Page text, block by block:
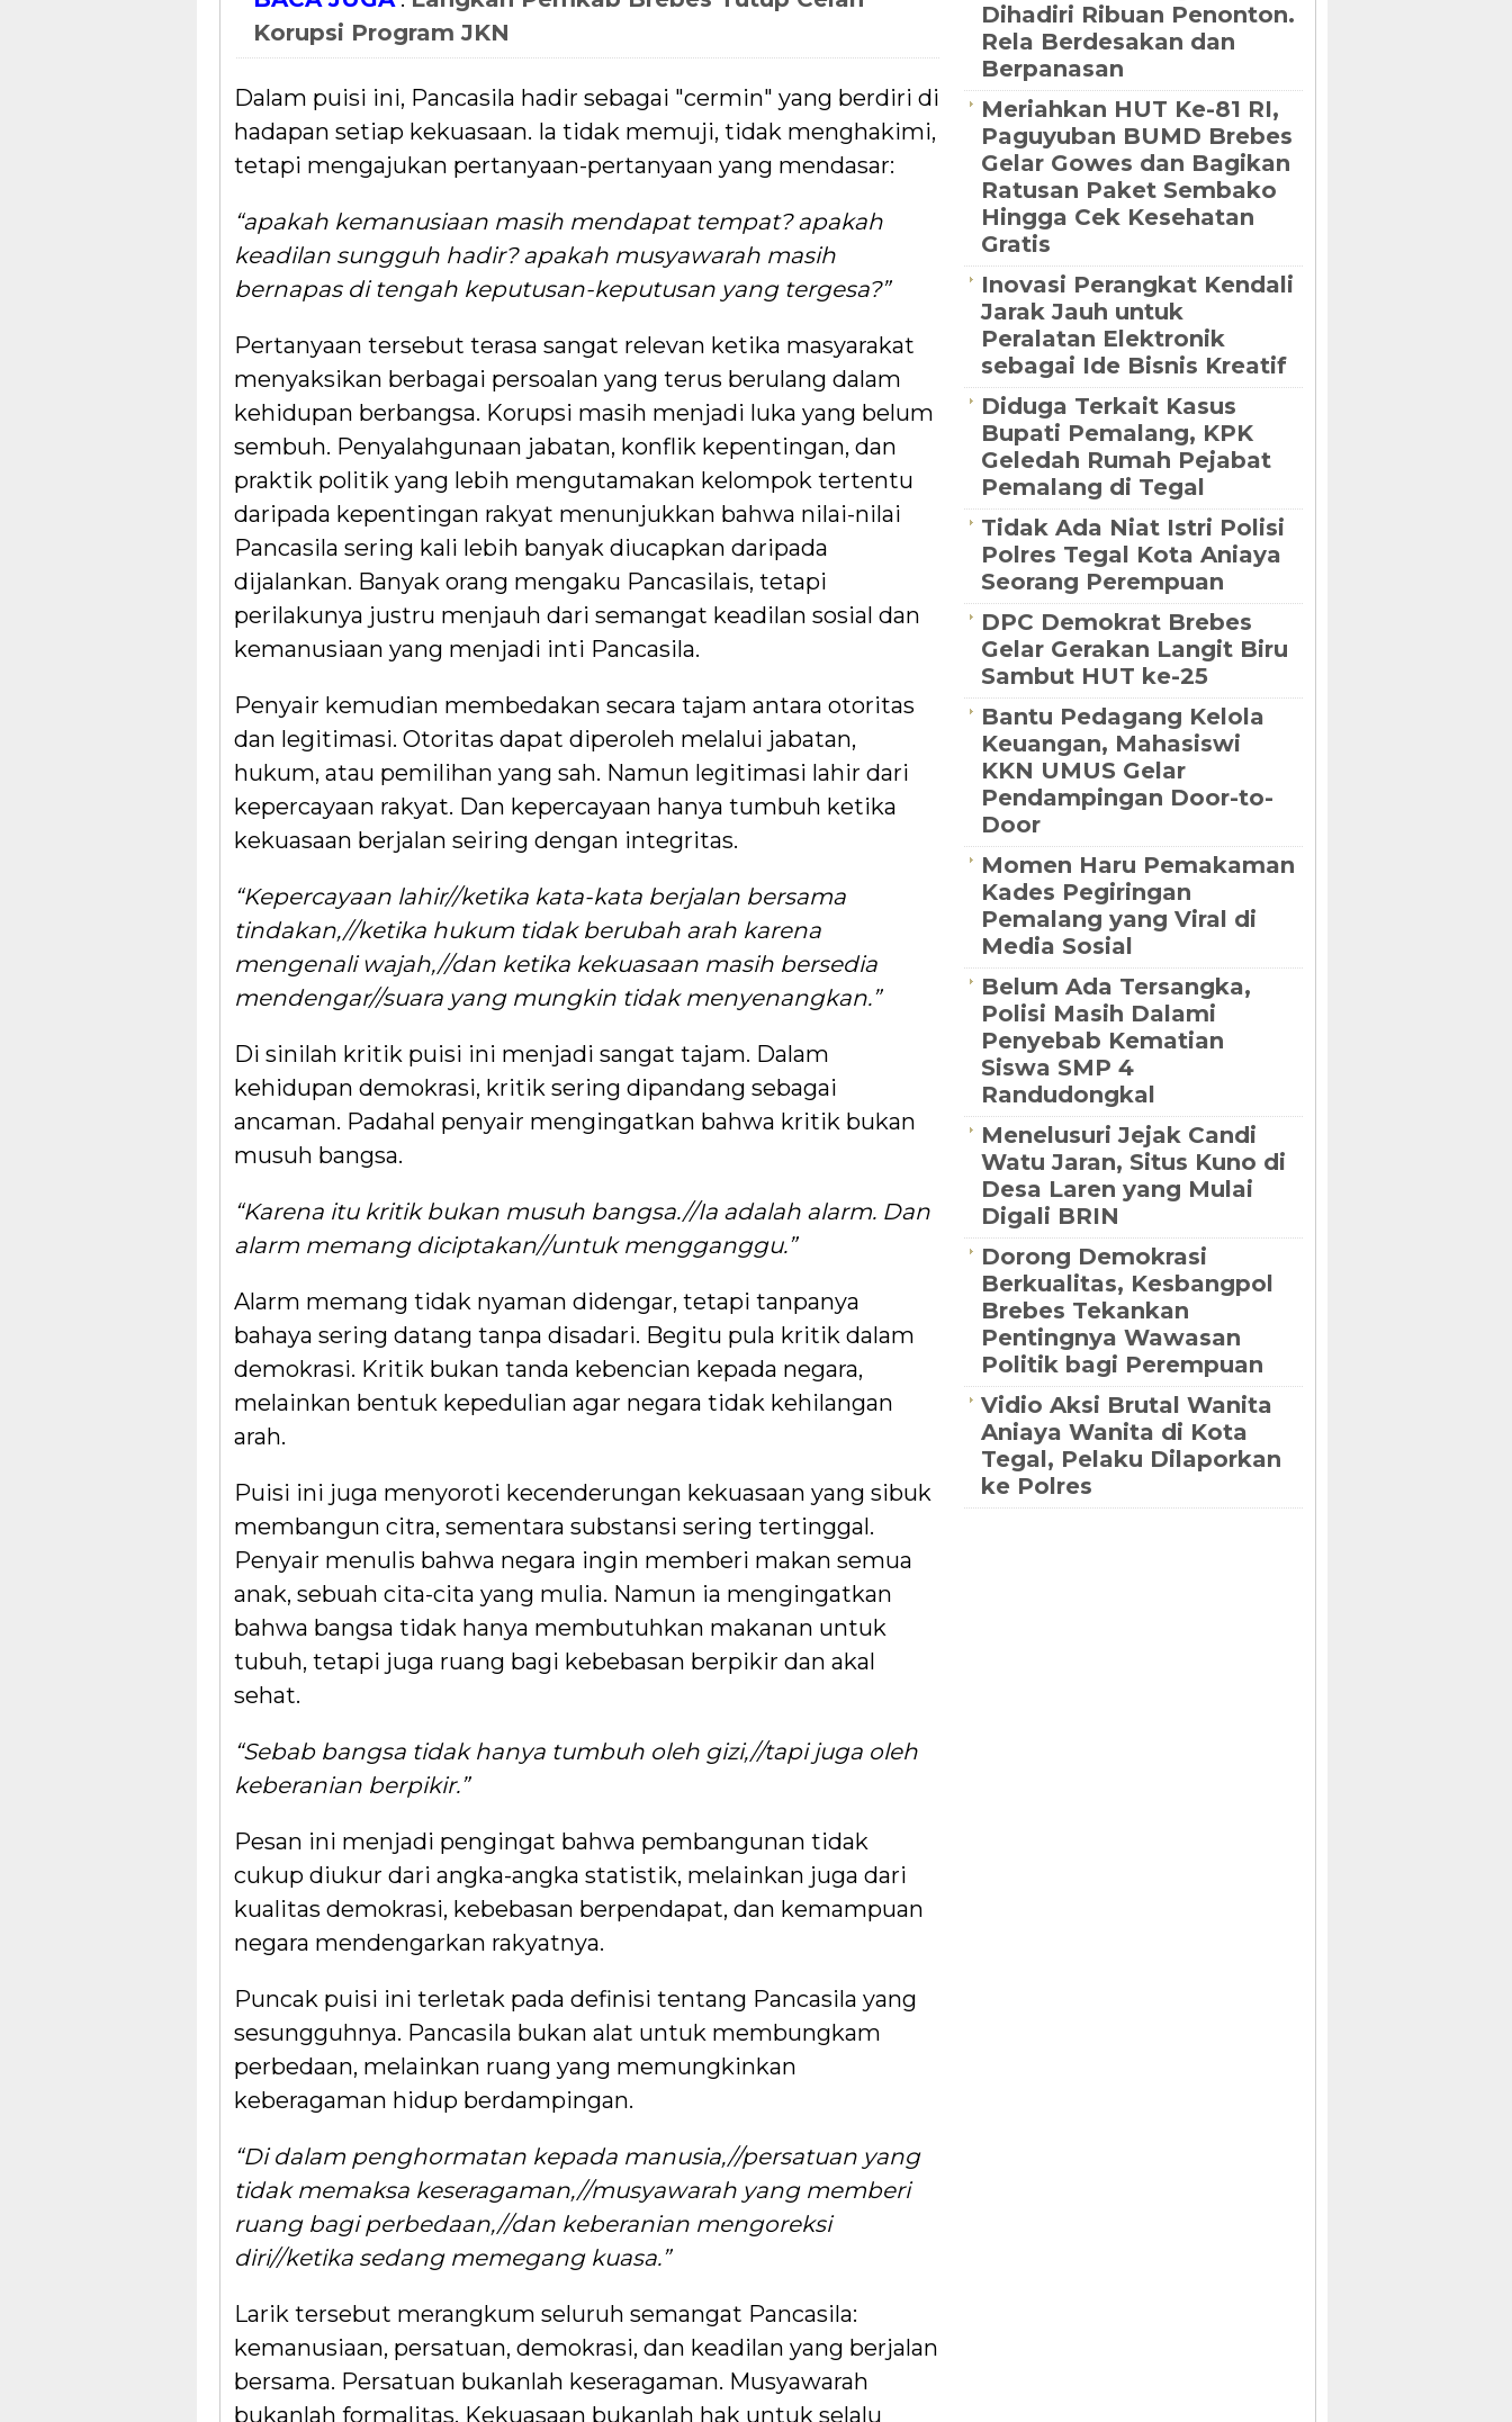
Korupsi Program JKN
Dalam puisi ini, Pancasila hadir sebagai "cermin" yang berdiri di
hadapan setiap kekuasaan. Ia tidak memuji, tidak menghakimi,
tetapi mengajukan pertanyaan-pertanyaan yang mendasar:
“apakah kemanusiaan masih mendapat tempat? apakah
keadilan sungguh hadir? apakah musyawarah masih
bernapas di tengah keputusan-keputusan yang tergesa?”
Pertanyaan tersebut terasa sangat relevan ketika masyarakat
menyaksikan berbagai persoalan yang terus berulang dalam
kehidupan berbangsa. Korupsi masih menjadi luka yang belum
sembuh. Penyalahgunaan jabatan, konflik kepentingan, dan
praktik politik yang lebih mengutamakan kelompok tertentu
daripada kepentingan rakyat menunjukkan bahwa nilai-nilai
Pancasila sering kali lebih banyak diucapkan daripada
dijalankan. Banyak orang mengaku Pancasilais, tetapi
perilakunya justru menjauh dari semangat keadilan sosial dan
kemanusiaan yang menjadi inti Pancasila.
Penyair kemudian membedakan secara tajam antara otoritas
dan legitimasi. Otoritas dapat diperoleh melalui jabatan,
hukum, atau pemilihan yang sah. Namun legitimasi lahir dari
kepercayaan rakyat. Dan kepercayaan hanya tumbuh ketika
kekuasaan berjalan seiring dengan integritas.
“Kepercayaan lahir//ketika kata-kata berjalan bersama
tindakan,//ketika hukum tidak berubah arah karena
mengenali wajah,//dan ketika kekuasaan masih bersedia
mendengar//suara yang mungkin tidak menyenangkan.”
Di sinilah kritik puisi ini menjadi sangat tajam. Dalam
kehidupan demokrasi, kritik sering dipandang sebagai
ancaman. Padahal penyair mengingatkan bahwa kritik bukan
musuh bangsa.
“Karena itu kritik bukan musuh bangsa.//Ia adalah alarm. Dan
alarm memang diciptakan//untuk mengganggu.”
Alarm memang tidak nyaman didengar, tetapi tanpanya
bahaya sering datang tanpa disadari. Begitu pula kritik dalam
demokrasi. Kritik bukan tanda kebencian kepada negara,
melainkan bentuk kepedulian agar negara tidak kehilangan
arah.
Puisi ini juga menyoroti kecenderungan kekuasaan yang sibuk
membangun citra, sementara substansi sering tertinggal.
Penyair menulis bahwa negara ingin memberi makan semua
anak, sebuah cita-cita yang mulia. Namun ia mengingatkan
bahwa bangsa tidak hanya membutuhkan makanan untuk
tubuh, tetapi juga ruang bagi kebebasan berpikir dan akal
sehat.
“Sebab bangsa tidak hanya tumbuh oleh gizi,//tapi juga oleh
keberanian berpikir.”
Pesan ini menjadi pengingat bahwa pembangunan tidak
cukup diukur dari angka-angka statistik, melainkan juga dari
kualitas demokrasi, kebebasan berpendapat, dan kemampuan
negara mendengarkan rakyatnya.
Puncak puisi ini terletak pada definisi tentang Pancasila yang
sesungguhnya. Pancasila bukan alat untuk membungkam
perbedaan, melainkan ruang yang memungkinkan
keberagaman hidup berdampingan.
“Di dalam penghormatan kepada manusia,//persatuan yang
tidak memaksa keseragaman,//musyawarah yang memberi
ruang bagi perbedaan,//dan keberanian mengoreksi
diri//ketika sedang memegang kuasa.”
Larik tersebut merangkum seluruh semangat Pancasila:
kemanusiaan, persatuan, demokrasi, dan keadilan yang berjalan
bersama. Persatuan bukanlah keseragaman. Musyawarah
bukanlah formalitas. Kekuasaan bukanlah hak untuk selalu
Dihadiri Ribuan Penonton.
Rela Berdesakan dan
Berpanasan
Meriahkan HUT Ke-81 RI,
Paguyuban BUMD Brebes
Gelar Gowes dan Bagikan
Ratusan Paket Sembako
Hingga Cek Kesehatan
Gratis
Inovasi Perangkat Kendali
Jarak Jauh untuk
Peralatan Elektronik
sebagai Ide Bisnis Kreatif
Diduga Terkait Kasus
Bupati Pemalang, KPK
Geledah Rumah Pejabat
Pemalang di Tegal
Tidak Ada Niat Istri Polisi
Polres Tegal Kota Aniaya
Seorang Perempuan
DPC Demokrat Brebes
Gelar Gerakan Langit Biru
Sambut HUT ke-25
Bantu Pedagang Kelola
Keuangan, Mahasiswi
KKN UMUS Gelar
Pendampingan Door-to-
Door
Momen Haru Pemakaman
Kades Pegiringan
Pemalang yang Viral di
Media Sosial
Belum Ada Tersangka,
Polisi Masih Dalami
Penyebab Kematian
Siswa SMP 4
Randudongkal
Menelusuri Jejak Candi
Watu Jaran, Situs Kuno di
Desa Laren yang Mulai
Digali BRIN
Dorong Demokrasi
Berkualitas, Kesbangpol
Brebes Tekankan
Pentingnya Wawasan
Politik bagi Perempuan
Vidio Aksi Brutal Wanita
Aniaya Wanita di Kota
Tegal, Pelaku Dilaporkan
ke Polres